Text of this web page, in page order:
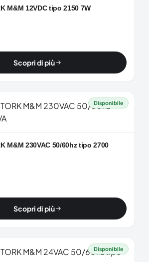
M&M 12VDC tipo 2150 7W
Scopri di più
Disponibile
M&M 230VAC 50/60hz tipo 2700
Scopri di più
Disponibile